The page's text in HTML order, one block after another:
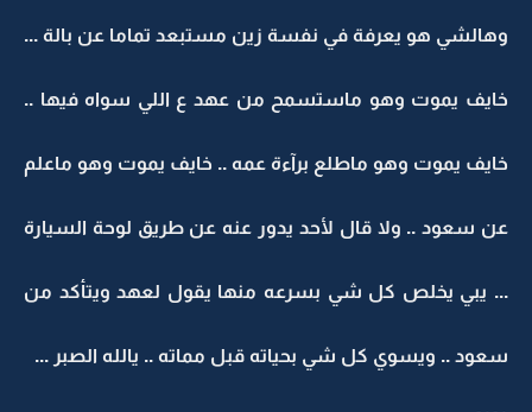
وهالشي هو يعرفة في نفسة زين مستبعد تماما عن بالة ...
خايف يموت وهو ماستسمح من عهد ع اللي سواه فيها ..
خايف يموت وهو ماطلع برآءة عمه .. خايف يموت وهو ماعلم
عن سعود .. ولا قال لأحد يدور عنه عن طريق لوحة السيارة
... يبي يخلص كل شي بسرعه منها يقول لعهد ويتأكد من
سعود .. ويسوي كل شي بحياته قبل مماته .. يالله الصبر ...